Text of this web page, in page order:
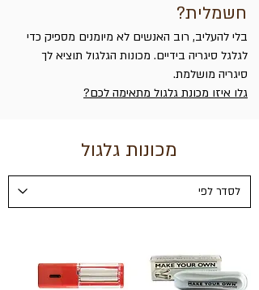
בלי להעליב, רוב האנשים לא מיומנים מספיק כדי
לגלגל סיגריה בידיים. מכונות הגלגול תוציא לך
סיגריה מושלמת.
גלו איזו מכונת גלגול מתאימה לכם?
חשמלית?
מכונות גלגול